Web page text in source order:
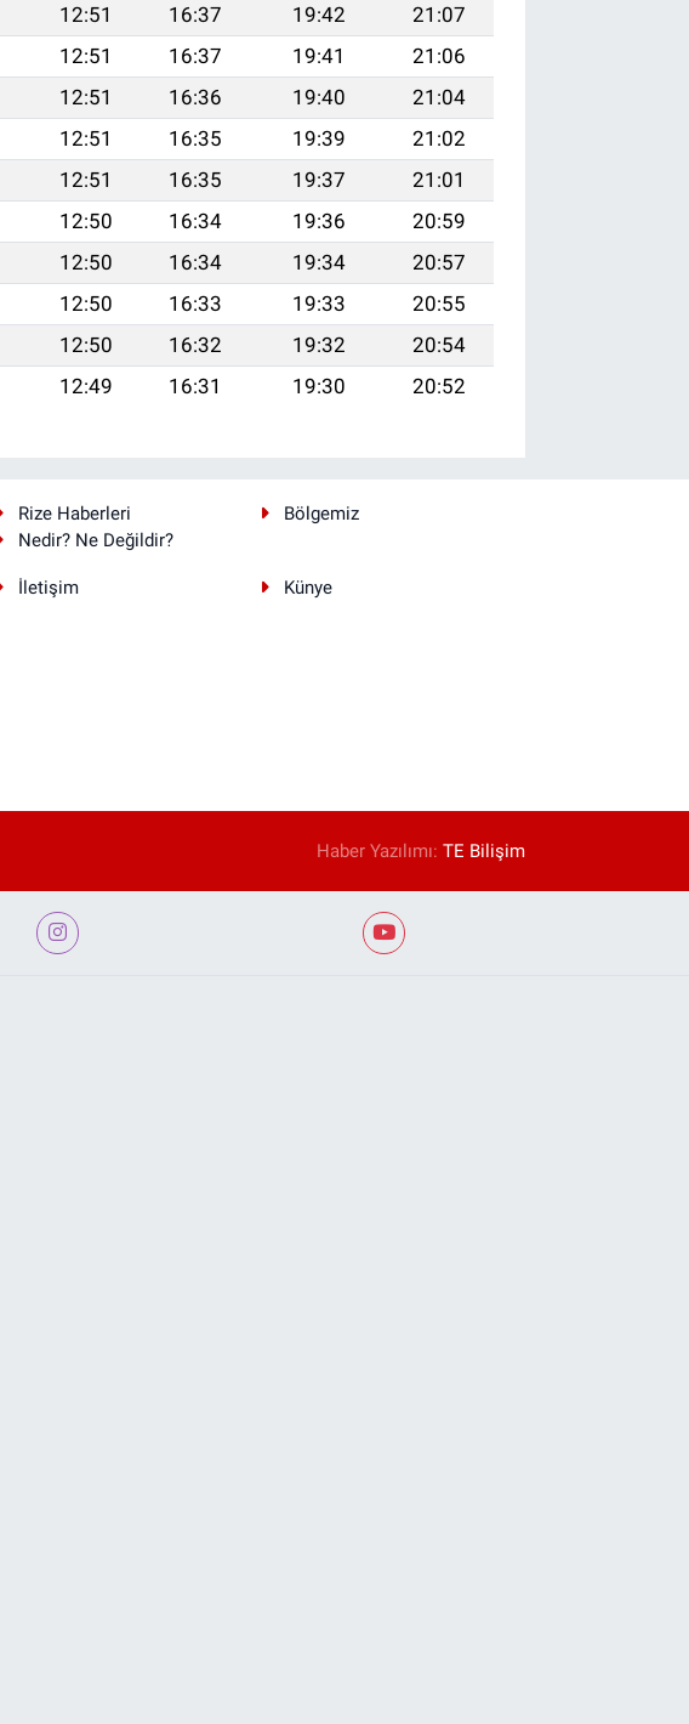
12:51 16:37 19:42
21:07
12:51 16:37 19:41
21:06
12:51 16:36 19:40
21:04
12:51 16:35 19:39
21:02
12:51 16:35 19:37
21:01
12:50 16:34 19:36
20:59
12:50 16:34 19:34
20:57
12:50 16:33 19:33
20:55
12:50 16:32 19:32
20:54
12:49 16:31 19:30 20:52
Rize Haberleri
Bölgemiz
Nedir? Ne Değildir?
İletişim Künye
Haber Yazılımı:TE Bilişim